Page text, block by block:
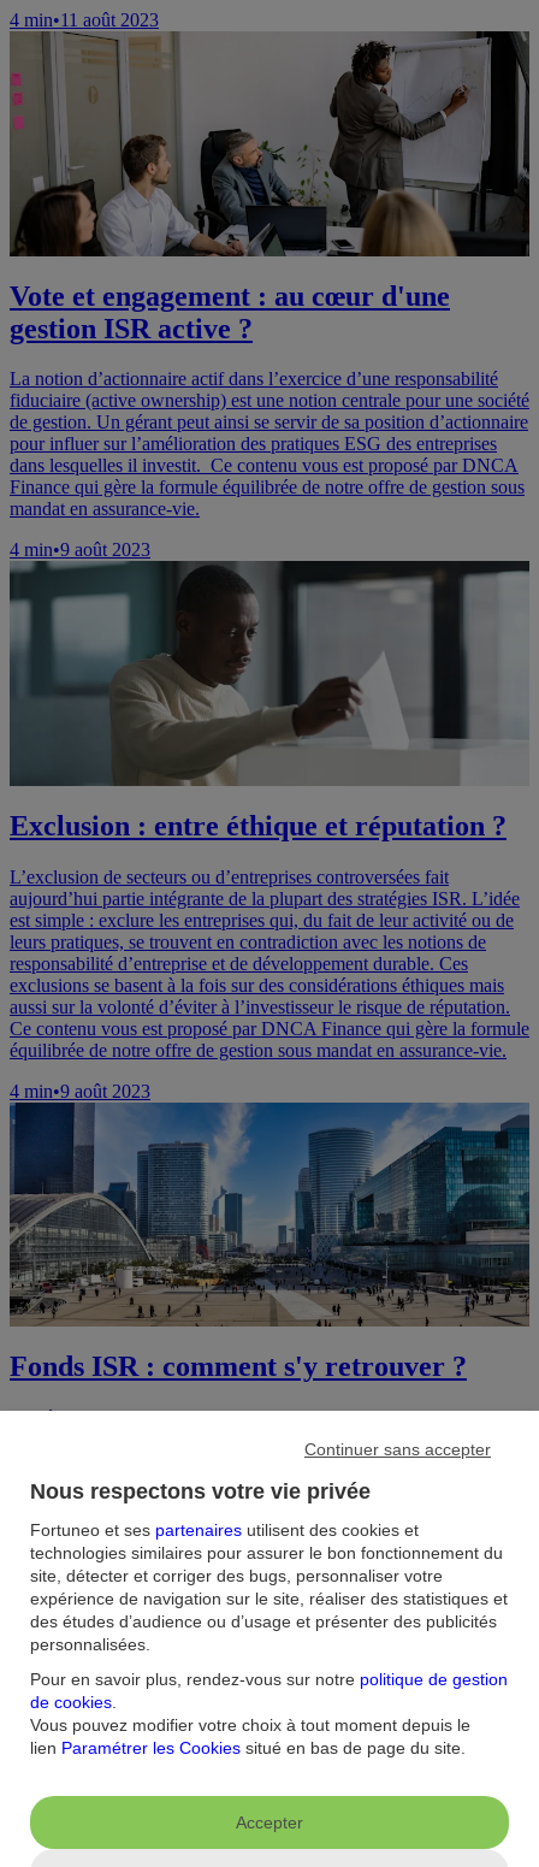
4 min•11 août 2023
Vote et engagement : au cœur d'une
gestion ISR active ?
La notion d’actionnaire actif dans l’exercice d’une responsabilité
fiduciaire (active ownership) est une notion centrale pour une société
de gestion. Un gérant peut ainsi se servir de sa position d’actionnaire
pour influer sur l’amélioration des pratiques ESG des entreprises
dans lesquelles il investit. Ce contenu vous est proposé par DNCA
Finance qui gère la formule équilibrée de notre offre de gestion sous
mandat en assurance-vie.
4 min•9 août 2023
Exclusion : entre éthique et réputation ?
L’exclusion de secteurs ou d’entreprises controversées fait
aujourd’hui partie intégrante de la plupart des stratégies ISR. L’idée
est simple : exclure les entreprises qui, du fait de leur activité ou de
leurs pratiques, se trouvent en contradiction avec les notions de
responsabilité d’entreprise et de développement durable. Ces
exclusions se basent à la fois sur des considérations éthiques mais
aussi sur la volonté d’éviter à l’investisseur le risque de réputation.
Ce contenu vous est proposé par DNCA Finance qui gère la formule
équilibrée de notre offre de gestion sous mandat en assurance-vie.
4 min•9 août 2023
Fonds ISR : comment s'y retrouver ?
Le développement de l’Investissement Socialement Responsable
(ISR) s’inscrit dans la prise de conscience de nos sociétés de la
nécessité de trouver un modèle de développement économique plus
durable, et ce, afin d’assurer le développement et la prospérité de
tous sans détruire nos écosystèmes. Le secteur financier en tant que
« banquier » de l’économie joue un rôle central dans le financement
et l’accélération de transition durable de nos sociétés. Ce contenu
vous est proposé par DNCA Finance qui gère la formule équilibrée
de notre offre de gestion sous mandat en assurance-vie.
min• 8 août 2023
Nous respectons votre vie privée
Fortuneo et ses partenaires utilisent des cookies et
technologies similaires pour assurer le bon fonctionnement du
site, détecter et corriger des bugs, personnaliser votre
expérience de navigation sur le site, réaliser des statistiques et
des études d’audience ou d’usage et présenter des publicités
personnalisées.
Pour en savoir plus, rendez-vous sur notre politique de gestion
de cookies
Vous pouvez modifier votre choix à tout moment depuis le
lien Paramétrer les Cookies situé en bas de page du site.
Accepter
Continuer sans accepter